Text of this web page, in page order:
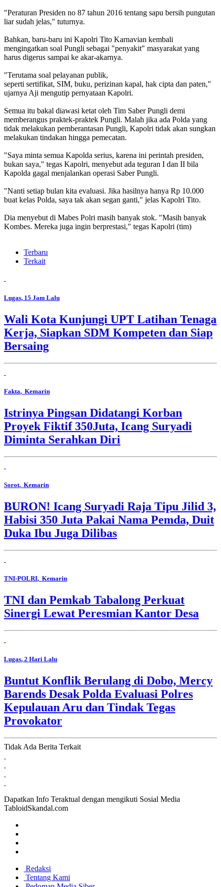
"Peraturan Presiden no 87 tahun 2016 tentang sapu bersih pungutan
liar sudah jelas," tuturnya.
Bahkan, baru-baru ini Kapolri Tito Karnavian kembali
mengingatkan soal Pungli sebagai "penyakit" masyarakat yang
harus digerus sampai ke akar-akarnya.
"Terutama soal pelayanan publik,
seperti sertifikat, SIM, buku, perizinan kapal, hak cipta dan paten,"
ujarnya Aji mengutip pernyataan Kapolri.
Semua itu bakal diawasi ketat oleh Tim Saber Pungli demi
memberangus praktek-praktek Pungli. Malah jika ada Polda yang
tidak melakukan pemberantasan Pungli, Kapolri tidak akan sungkan
melakukan tindakan hingga pemecatan.
"Saya minta semua Kapolda serius, karena ini perintah presiden,
bukan saya," tegas Kapolri, menyebut ada teguran I dan II bila
Kapolda gagal menjalankan operasi Saber Pungli.
"Nanti setiap bulan kita evaluasi. Jika hasilnya hanya Rp 10.000
buat kelas Polda, saya tak akan segan ganti," jelas Kapolri Tito.
Dia menyebut di Mabes Polri masih banyak stok. "Masih banyak
Kombes. Mereka juga ingin berprestasi," tegas Kapolri (tim)
Terbaru
Terkait
Lugas, 15 Jam Lalu
Wali Kota Kunjungi UPT Latihan Tenaga
Kerja, Siapkan SDM Kompeten dan Siap
Bersaing
Fakta, Kemarin
Istrinya Pingsan Didatangi Korban
Proyek Fiktif 350Juta, Icang Suryadi
Diminta Serahkan Diri
Sorot, Kemarin
BURON! Icang Suryadi Raja Tipu Jilid 3,
Habisi 350 Juta Pakai Nama Pemda, Duit
Duka Ibu Juga Dilibas
TNI-POLRI, Kemarin
TNI dan Pemkab Tabalong Perkuat
Sinergi Lewat Peresmian Kantor Desa
Lugas, 2 Hari Lalu
Buntut Konflik Berulang di Dobo, Mercy
Barends Desak Polda Evaluasi Polres
Kepulauan Aru dan Tindak Tegas
Provokator
Tidak Ada Berita Terkait
Dapatkan Info Teraktual dengan mengikuti Sosial Media
TabloidSkandal.com
Redaksi
Tentang Kami